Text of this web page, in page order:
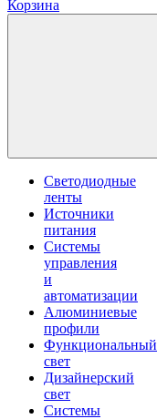
Корзина
Светодиодные
ленты
Источники
питания
Системы
управления
и
автоматизации
Алюминиевые
профили
Функциональный
свет
Дизайнерский
свет
Системы